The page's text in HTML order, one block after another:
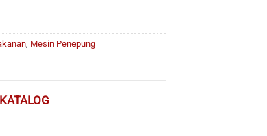
, Mesin Penepung